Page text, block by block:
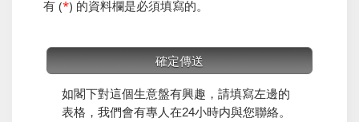
有 (*) 的資料欄是必須填寫的。
如閣下對這個生意盤有興趣，請填寫左邊的
表格，我們會有專人在24小時内與您聯絡。